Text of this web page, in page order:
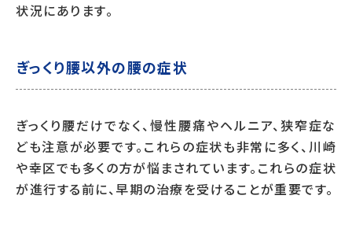
状況にあります。
ぎっくり腰以外の腰の症状
ぎっくり腰だけでなく、慢性腰痛やヘルニア、狭窄症な
ども注意が必要です。これらの症状も非常に多く、川崎
や幸区でも多くの方が悩まされています。これらの症状
が進行する前に、早期の治療を受けることが重要です。